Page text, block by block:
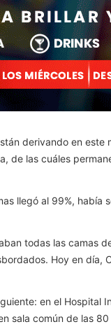
derivando en
de las cuáles
llegó al 99%,
todas las
Hoy en día,
en el Hospital
sala común de las